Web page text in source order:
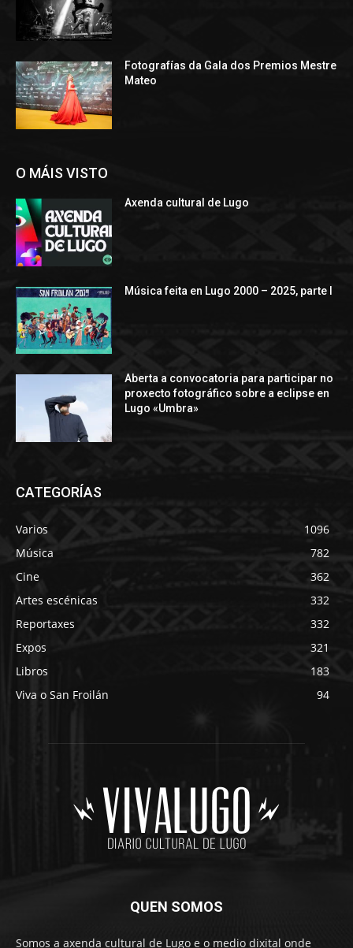
Fotografías da Gala dos Premios Mestre
Mateo
O MÁIS VISTO
Axenda cultural de Lugo
Música feita en Lugo 2000 – 2025, parte I
Aberta a convocatoria para participar no
proxecto fotográfico sobre a eclipse en
Lugo «Umbra»
CATEGORÍAS
Varios
1096
Música
782
Cine
362
Artes escénicas
332
Reportaxes
332
Expos
321
Libros
183
Viva o San Froilán
94
QUEN SOMOS
Somos a axenda cultural de Lugo e o medio dixital onde